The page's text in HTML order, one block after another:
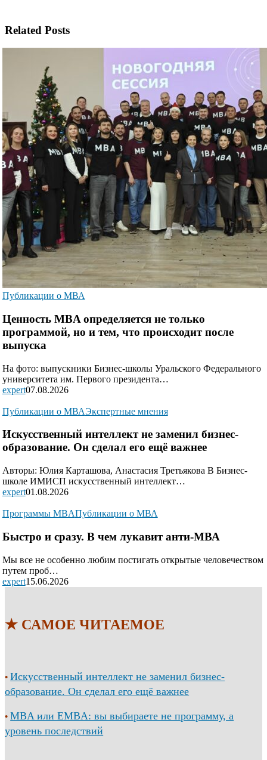
Related Posts
Публикации о МВА
Ценность MBA определяется не только
программой, но и тем, что происходит после
выпуска
На фото: выпускники Бизнес-школы Уральского Федерального
университета им. Первого президента…
expert07.08.2026
Публикации о МВАЭкспертные мнения
Искусственный интеллект не заменил бизнес-
образование. Он сделал его ещё важнее
Авторы: Юлия Карташова, Анастасия Третьякова В Бизнес-
школе ИМИСП искусственный интеллект…
expert01.08.2026
Программы MBAПубликации о МВА
Быстро и сразу. В чем лукавит анти-МВА
Мы все не особенно любим постигать открытые человечеством
путем проб…
expert15.06.2026
★ САМОЕ ЧИТАЕМОЕ
•Искусственный интеллект не заменил бизнес-
образование. Он сделал его ещё важнее
•MBA или EMBA: вы выбираете не программу, а
уровень последствий